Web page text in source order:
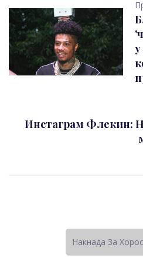
Инстаграм Флекин:
Накнада За